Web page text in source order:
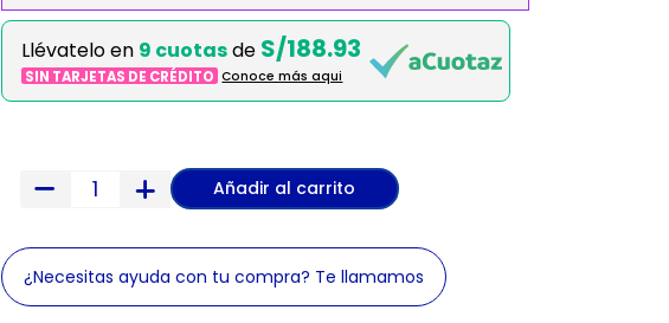
Llévatelo en 9 cuotasde S/188.93
SIN TARJETAS DE CRÉDITO Conoce más aqui
Añadir al carrito
¿Necesitas ayuda con tu compra? Te llamamos